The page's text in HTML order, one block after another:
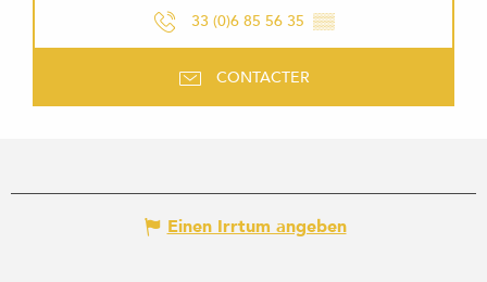
33 (0)6 85 56 35 ▒▒
CONTACTER
Einen Irrtum angeben